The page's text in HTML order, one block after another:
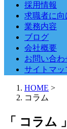
採用情報
求職者に向
業務内容
ブログ
会社概要
お問い合わ
サイトマッ
HOME >
コラム
「 コラム